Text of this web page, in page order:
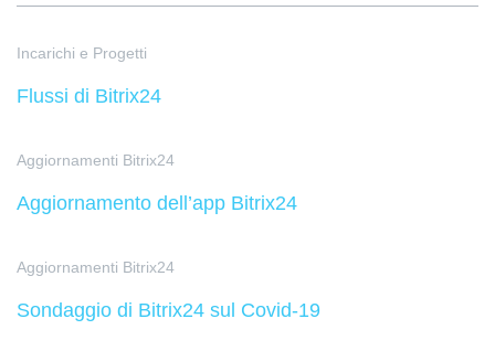
Incarichi e Progetti
Flussi di Bitrix24
Aggiornamenti Bitrix24
Aggiornamento dell’app Bitrix24
Aggiornamenti Bitrix24
Sondaggio di Bitrix24 sul Covid-19